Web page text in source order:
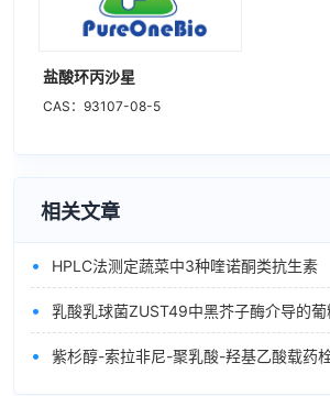
盐酸环丙沙星
CAS：93107-08-5
相关文章
• HPLC法测定蔬菜中3种喹诺酮类抗生素
•
•